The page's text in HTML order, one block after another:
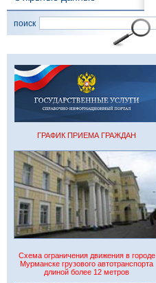
поиск
ГРАФИК ПРИЕМА ГРАЖДАН
Схема ограничения движения в городе
Мурманске грузового автотранспорта
длиной более 12 метров